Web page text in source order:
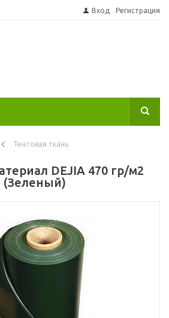
Вход Регистрация
Тентовая ткань
DEJIA 470 гр/м2
(Зеленый)